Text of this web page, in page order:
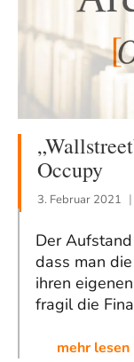
Occupy
3. Februar 2021
Der
dass man
ihren
fragil die
mehr lesen